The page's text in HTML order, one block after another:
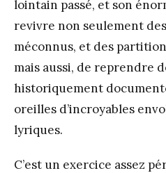
lointain passé, et son
revivre non seulement
méconnus, et des
mais aussi, de reprendre
historiquement
oreilles d’incroyables
lyriques.
C’est un exercice assez